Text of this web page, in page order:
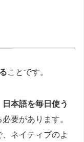
ことです。
日本語を毎日使う
要があります。
ネイティブのよ